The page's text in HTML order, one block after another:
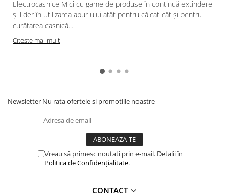
Electrocasnice Mici cu game de produse în continuă extindere
și lider în utilizarea abur ului atât pentru călcat cât și pentru
curățarea casnică...
Citeste mai mult
Newsletter Nu rata ofertele si promotiile noastre
Vreau să primesc noutati prin e-mail. Detalii în
Politica de Confidențialitate.
CONTACT